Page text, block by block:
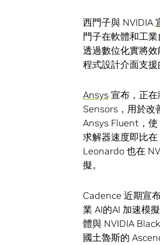
西門子與 NVIDIA
門子在軟體和工
透過數位化實將
程式設計介面支
Ansys 宣布，正
Sensors，用於改
Ansys Fluent，使
求解器速度即比
Leonardo 也在
擬。
Cadence 近期宣
業 AI的AI 加速模
體與 NVIDIA
國土魯斯的